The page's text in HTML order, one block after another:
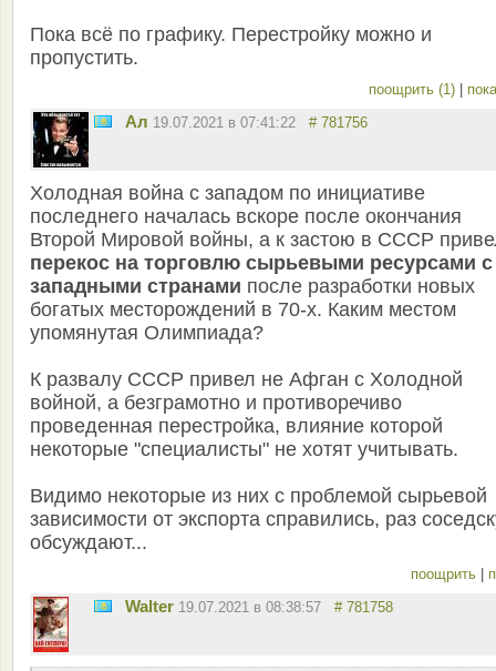
Пока всё по графику. Перестройку можно и
пропустить.
поощрить (1) |
Ал 19.07.2021 в 07:41:22 # 781756
Холодная война с западом по инициативе
последнего началась вскоре после окончания
Второй Мировой войны, а к застою в СССР
перекос на торговлю сырьевыми ресурсами с
западными странами после разработки новых
богатых месторождений в 70-х. Каким местом
упомянутая Олимпиада?
К развалу СССР привел не Афган с Холодной
войной, а безграмотно и противоречиво
проведенная перестройка, влияние которой
некоторые "специалисты" не хотят учитывать.
Видимо некоторые из них с проблемой сырьевой
зависимости от экспорта справились, раз
обсуждают...
поощрить |
Walter 19.07.2021 в 08:38:57 # 781758